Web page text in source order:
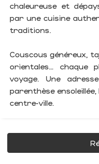
chaleureuse et
par une cuisine
traditions.
Couscous généreux,
orientales… chaque
voyage. Une
parenthèse ensoleillée,
centre-ville.